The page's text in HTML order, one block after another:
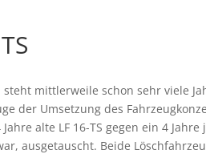
steht mittlerweile schon sehr viele
der Umsetzung des
Jahre alte LF 16-TS gegen ein 4
ausgetauscht. Beide